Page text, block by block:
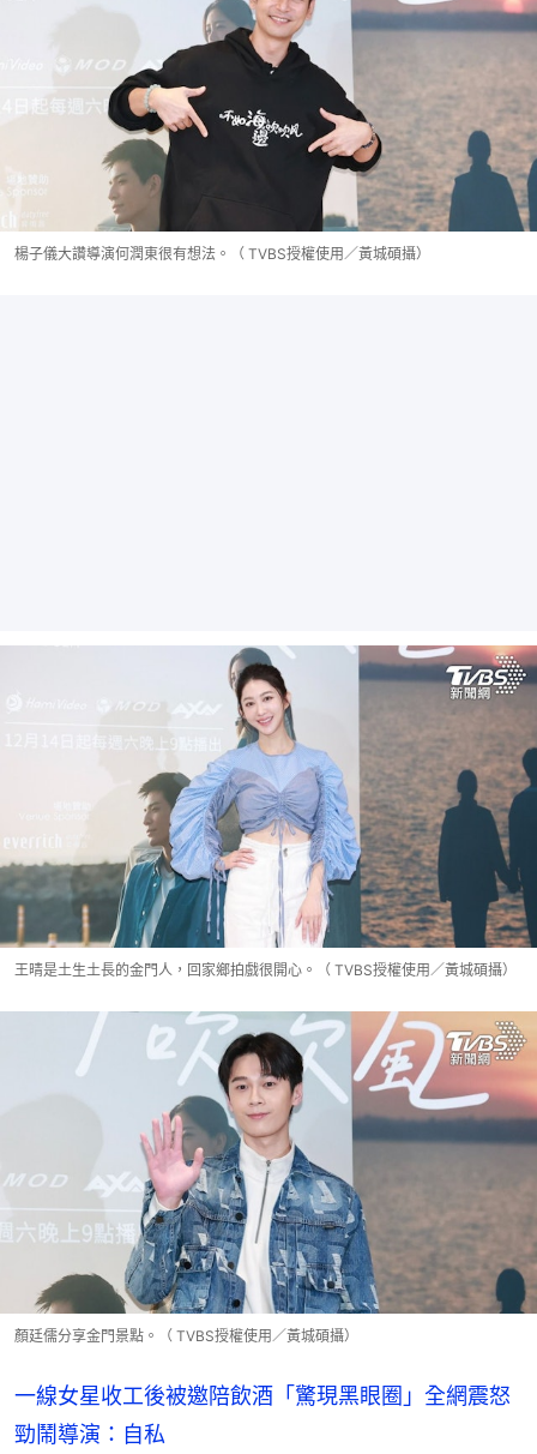
楊子儀大讚導演何潤東很有想法。（ TVBS授權使用／黃城碩攝）
王晴是土生土長的金門人，回家鄉拍戲很開心。（ TVBS授權使用／黃城碩攝）
顏廷儒分享金門景點。（ TVBS授權使用／黃城碩攝）
一線女星收工後被邀陪飲酒「驚現黑眼圈」全網震怒
勁鬧導演：自私